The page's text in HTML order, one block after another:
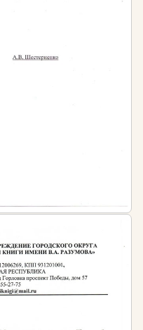
в настоящие
овладеть всеми
паркового
благоустройства
устройства
научиться
озеленению и
с использованием
и материалов.